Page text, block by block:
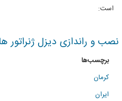
است:
نصب و راندازی دیزل ژنراتور ها
برچسب‌ها
کرمان
ایران